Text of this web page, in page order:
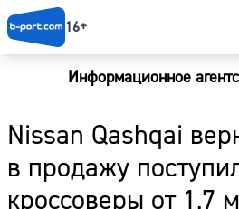
16+
Информационное
Nissan Qashqai
в продажу
кроссоверы от 1,7
Новости
Наши гости